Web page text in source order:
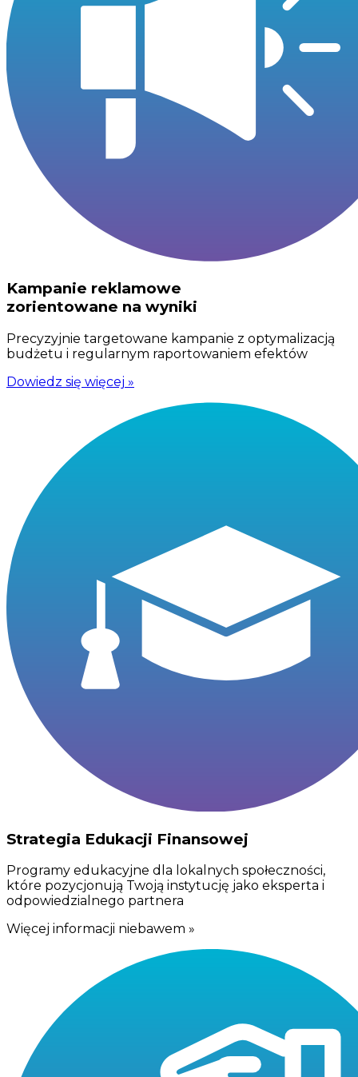
Kampanie reklamowe
zorientowane na wyniki
Precyzyjnie targetowane kampanie z optymalizacją
budżetu i regularnym raportowaniem efektów
Dowiedz się więcej »
Strategia Edukacji Finansowej
Programy edukacyjne dla lokalnych społeczności,
które pozycjonują Twoją instytucję jako eksperta i
odpowiedzialnego partnera
Więcej informacji niebawem »